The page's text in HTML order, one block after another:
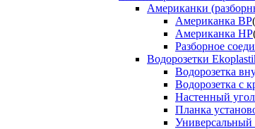
Американки
Американка ВР
Американка НР
Разборное
Водорозетки
Водорозетка
Водорозетка с
Настенный
Планка
Универсальный